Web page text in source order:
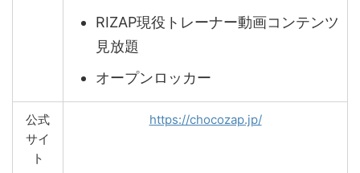
RIZAP現役トレーナー動画コンテンツ
見放題
オープンロッカー
公式
サイ
ト
https://chocozap.jp/